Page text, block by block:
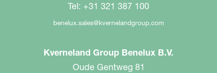
Tel: +31 321 387 100
benelux.sales@kvernelandgroup.com
Kverneland Group Benelux B.V.
Oude Gentweg 81